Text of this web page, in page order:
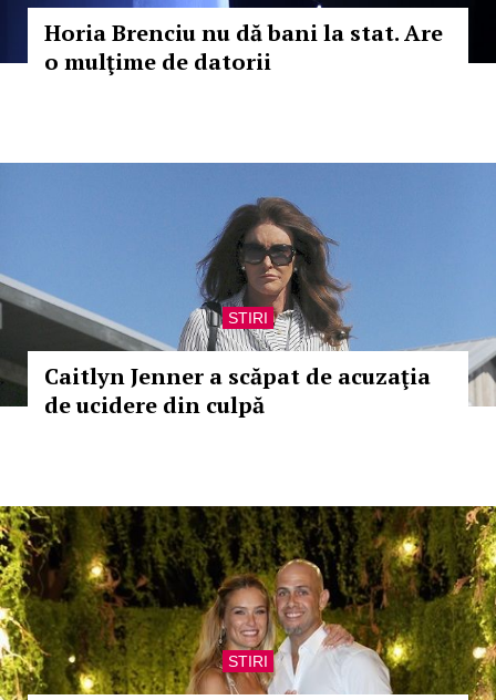
Horia Brenciu nu dă bani la stat. Are
o mulţime de datorii
STIRI
Caitlyn Jenner a scăpat de acuzaţia
de ucidere din culpă
STIRI